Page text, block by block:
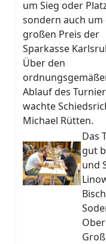
um Sieg oder
sondern auch um
großen Preis der
Sparkasse
Über den
Ablauf des
wachte
Michael Rütten.
Das
gut
und